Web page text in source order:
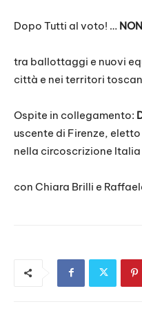
Dopo Tutti al voto! …
tra ballottaggi e nuovi
città e nei territori
Ospite in collegamento:
uscente di Firenze,
nella circoscrizione
con Chiara Brilli e